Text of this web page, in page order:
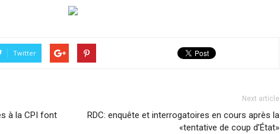
Twitter
à la CPI font
Next article
RDC: enquête et interrogatoires en cours après la
«tentative de coup d’État»